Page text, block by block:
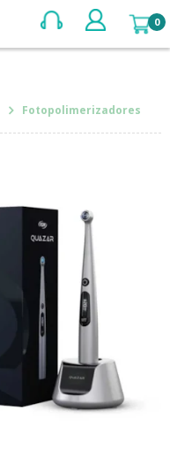
BUSCAR
Fotopolimerizadores